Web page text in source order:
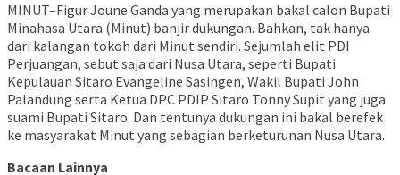
MINUT–Figur Joune Ganda yang merupakan bakal calon Bupati
Minahasa Utara (Minut) banjir dukungan. Bahkan, tak hanya
dari kalangan tokoh dari Minut sendiri. Sejumlah elit PDI
Perjuangan, sebut saja dari Nusa Utara, seperti Bupati
Kepulauan Sitaro Evangeline Sasingen, Wakil Bupati John
Palandung serta Ketua DPC PDIP Sitaro Tonny Supit yang juga
suami Bupati Sitaro. Dan tentunya dukungan ini bakal berefek
ke masyarakat Minut yang sebagian berketurunan Nusa Utara.
Bacaan Lainnya